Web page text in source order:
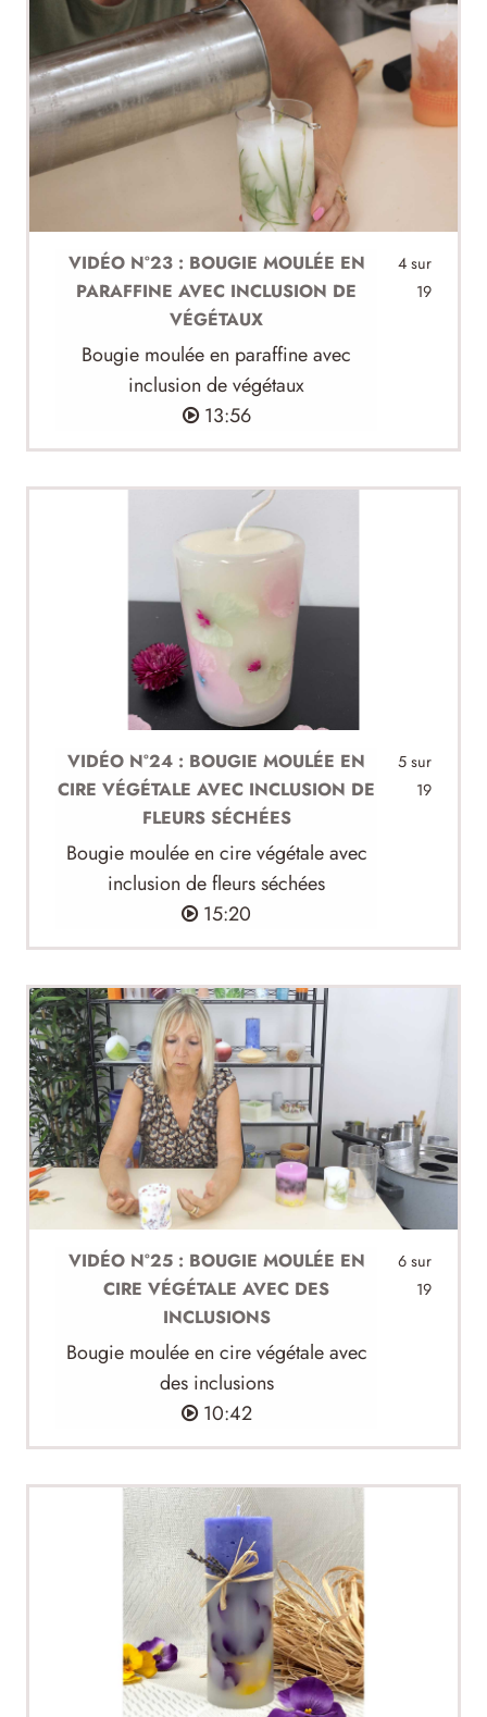
4 sur
19
VIDÉO N°23 : BOUGIE MOULÉE EN
PARAFFINE AVEC INCLUSION DE
VÉGÉTAUX
Bougie moulée en paraffine avec
inclusion de végétaux
13:56
5 sur
19
VIDÉO N°24 : BOUGIE MOULÉE EN
CIRE VÉGÉTALE AVEC INCLUSION DE
FLEURS SÉCHÉES
Bougie moulée en cire végétale avec
inclusion de fleurs séchées
15:20
6 sur
19
VIDÉO N°25 : BOUGIE MOULÉE EN
CIRE VÉGÉTALE AVEC DES
INCLUSIONS
Bougie moulée en cire végétale avec
des inclusions
10:42